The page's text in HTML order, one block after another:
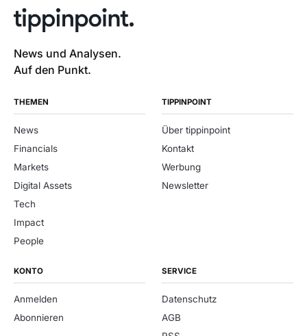
News und Analysen.
Auf den Punkt.
THEMEN
News
Financials
Markets
Digital Assets
Tech
Impact
People
TIPPINPOINT
Über tippinpoint
Kontakt
Werbung
Newsletter
KONTO
Anmelden
Abonnieren
SERVICE
Datenschutz
AGB